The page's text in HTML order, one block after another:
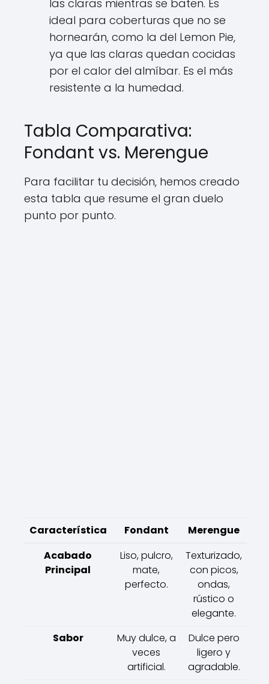
las claras mientras se baten. Es
ideal para coberturas que no se
hornearán, como la del Lemon Pie,
ya que las claras quedan cocidas
por el calor del almíbar. Es el más
resistente a la humedad.
Tabla Comparativa:
Fondant vs. Merengue
Para facilitar tu decisión, hemos creado
esta tabla que resume el gran duelo
punto por punto.
Característica Fondant
Merengue
Acabado
Principal
Liso, pulcro,
mate,
perfecto.
Texturizado,
con picos,
ondas,
rústico o
elegante.
Sabor
Muy dulce, a
veces
artificial.
Dulce pero
ligero y
agradable.